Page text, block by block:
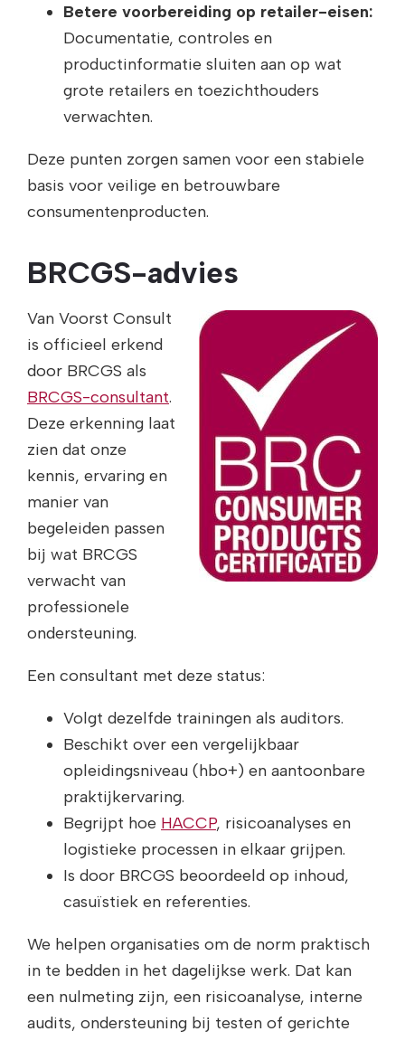
Betere voorbereiding op retailer-eisen:
Documentatie, controles en
productinformatie sluiten aan op wat
grote retailers en toezichthouders
verwachten.
Deze punten zorgen samen voor een stabiele
basis voor veilige en betrouwbare
consumentenproducten.
BRCGS-advies
Van Voorst Consult
is officieel erkend
door BRCGS als
BRCGS-consultant.
Deze erkenning laat
zien dat onze
kennis, ervaring en
manier van
begeleiden passen
bij wat BRCGS
verwacht van
professionele
ondersteuning.
Een consultant met deze status:
Volgt dezelfde trainingen als auditors.
Beschikt over een vergelijkbaar
opleidingsniveau (hbo+) en aantoonbare
praktijkervaring.
Begrijpt hoe HACCP, risicoanalyses en
logistieke processen in elkaar grijpen.
Is door BRCGS beoordeeld op inhoud,
casuïstiek en referenties.
We helpen organisaties om de norm praktisch
in te bedden in het dagelijkse werk. Dat kan
een nulmeting zijn, een risicoanalyse, interne
audits, ondersteuning bij testen of gerichte